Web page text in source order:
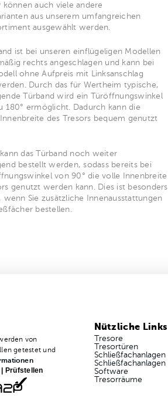
können auch viele andere
aus unserem umfangreichen
ausgewählt werden.
ist bei unseren einflügeligen Modellen
rechts angeschlagen und kann bei
ohne Aufpreis mit Linksanschlag
Durch das für Wertheim typische,
Türband wird ein Türöffnungswinkel
180° ermöglicht. Dadurch kann die
des Tresors bequem genutzt
das Türband noch weiter
bestellt werden, sodass bereits bei
von 90° die volle Innenbreite
genutzt werden kann. Dies ist besonders
wenn Sie zusätzliche Innenausstattungen
bestellen.
von
getestet und
Prüfstellen
Nützliche Links
Tresore
Tresortüren
Schließfachanlagen
Schließfachanlagen
Software
Tresorräume